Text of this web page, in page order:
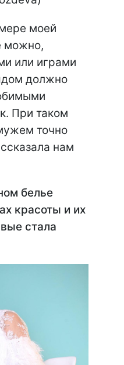
моей
можно,
или играми
должно
При таком
точно
нам
белье
красоты и их
стала